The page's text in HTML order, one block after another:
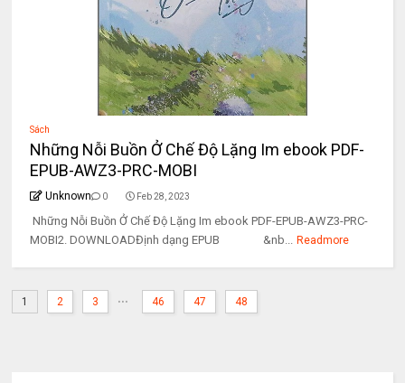
Sách
Những Nỗi Buồn Ở Chế Độ Lặng Im ebook PDF-
EPUB-AWZ3-PRC-MOBI
Unknown 0 Feb 28, 2023
Những Nỗi Buồn Ở Chế Độ Lặng Im ebook PDF-EPUB-AWZ3-PRC-
MOBI2. DOWNLOADĐịnh dạng EPUB &nb... Readmore
1 2 3 ... 46 47 48